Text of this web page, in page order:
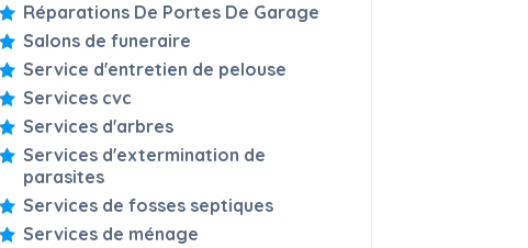
Réparations De Portes De Garage
Salons de funeraire
Service d'entretien de pelouse
Services cvc
Services d'arbres
Services d'extermination de
parasites
Services de fosses septiques
Services de ménage